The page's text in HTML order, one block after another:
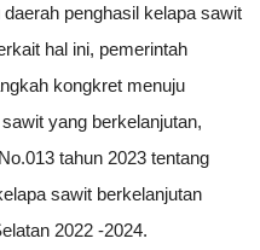
penghasil kelapa sawit
hal ini, pemerintah
kongkret menuju
yang berkelanjutan,
tahun 2023 tentang
sawit berkelanjutan
2022 -2024.